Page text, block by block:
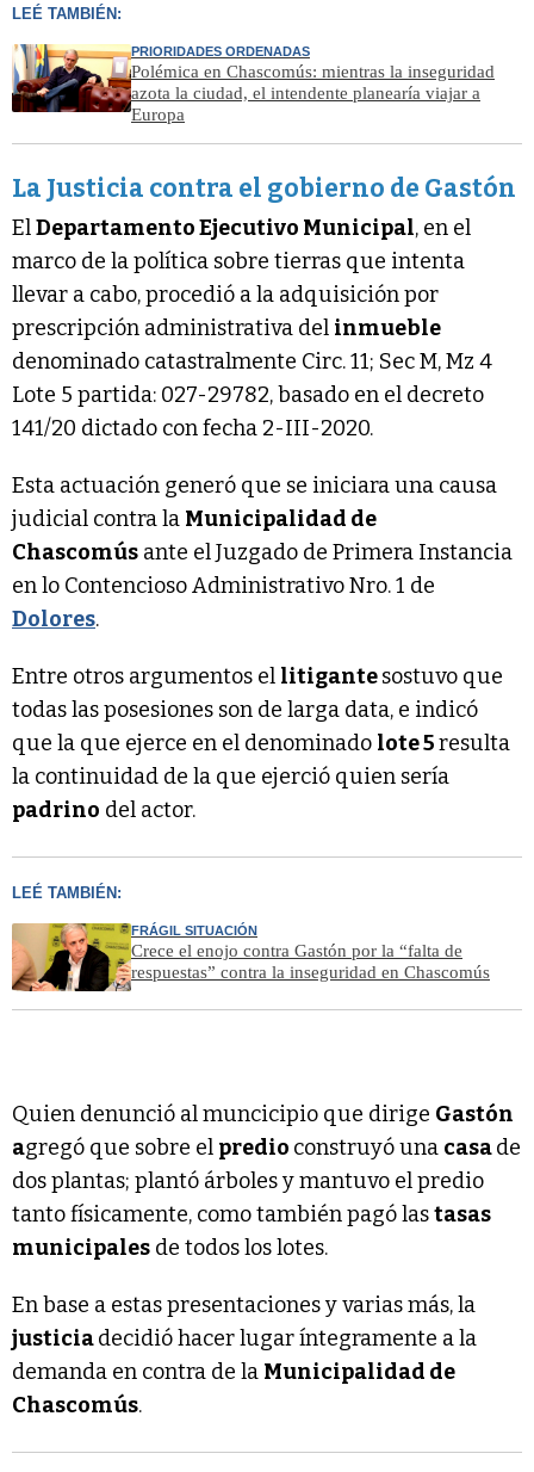
LEÉ TAMBIÉN:
PRIORIDADES ORDENADAS
Polémica en Chascomús: mientras la inseguridad
azota la ciudad, el intendente planearía viajar a
Europa
La Justicia contra el gobierno de Gastón
ElDepartamento Ejecutivo Municipal, en el
marco de la política sobre tierras que intenta
llevar a cabo, procedió a la adquisición por
prescripción administrativa del inmueble
denominado catastralmente Circ. 11; Sec M, Mz 4
Lote 5 partida: 027-29782, basado en el decreto
141/20 dictado con fecha 2-III-2020.
Esta actuación generó que se iniciara una causa
judicial contra la Municipalidad de
Chascomús ante el Juzgado de Primera Instancia
en lo Contencioso Administrativo Nro. 1 de
Dolores.
Entre otros argumentos el litigantesostuvo que
todas las posesiones son de larga data, e indicó
que la que ejerce en el denominado lote 5resulta
la continuidad de la que ejerció quien sería
padrino del actor.
LEÉ TAMBIÉN:
FRÁGIL SITUACIÓN
Crece el enojo contra Gastón por la “falta de
respuestas” contra la inseguridad en Chascomús
Quien denunció al muncicipio que dirige Gastón
agregó que sobre el predio construyó una casade
dos plantas; plantó árboles y mantuvo el predio
tanto físicamente, como también pagó lastasas
municipales de todos los lotes.
En base a estas presentaciones y varias más, la
justiciadecidió hacer lugar íntegramente a la
demanda en contra de la Municipalidad de
Chascomús.